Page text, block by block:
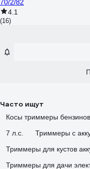
70/2/82
4.1
(16)
Часто ищут
Косы триммеры
7 л.с.
Триммеры с
Триммеры для кустов
Триммеры для дачи